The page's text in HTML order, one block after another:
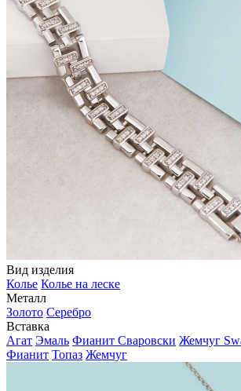
Вид изделия
Колье Колье на леске
Металл
Золото Серебро
Вставка
Агат Эмаль Фианит Сваровски Жемчуг
Фианит Топаз Жемчуг